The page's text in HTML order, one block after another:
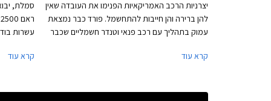
יצרניות הרכב האמריקאיות הפנימו את העובדה שאין
להן ברירה והן חייבות להתחשמל. פורד כבר נמצאת
עמוק בתהליך עם רכב פנאי וטנדר חשמליים שכבר
רכבים חשמליים שכבר מחמם סוללות בדרך אל פסי
קרא עוד
עשרות
המוכרת,
קרא עוד